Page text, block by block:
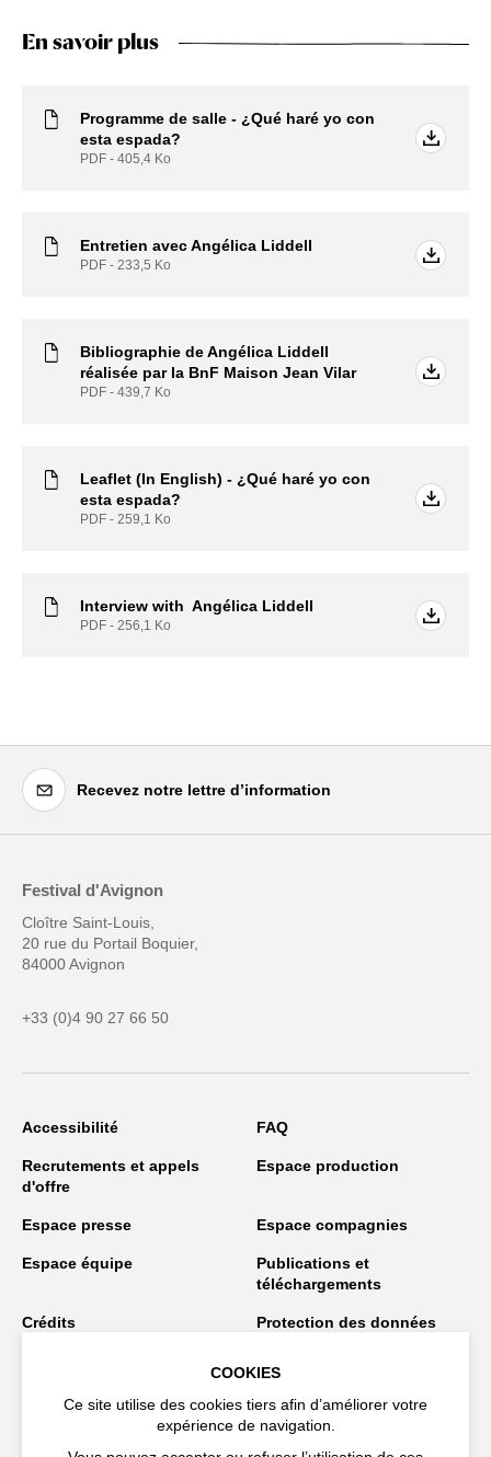
En savoir plus
Programme de salle - ¿Qué haré yo con
esta espada?
PDF - 405,4 Ko
Entretien avec Angélica Liddell
PDF - 233,5 Ko
Bibliographie de Angélica Liddell
réalisée par la BnF Maison Jean Vilar
PDF - 439,7 Ko
Leaflet (In English) - ¿Qué haré yo con
esta espada?
PDF - 259,1 Ko
Interview with Angélica Liddell
PDF - 256,1 Ko
Recevez notre lettre d’information
Festival d'Avignon
Cloître Saint-Louis,
20 rue du Portail Boquier,
84000 Avignon
+33 (0)4 90 27 66 50
Accessibilité FAQ
Recrutements et appels
d'offre
Espace production
Espace presse Espace compagnies
Espace équipe
Publications et
téléchargements
Crédits
Protection des données
COOKIES
Ce site utilise des cookies tiers afin d’améliorer votre
expérience de navigation.